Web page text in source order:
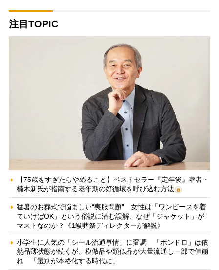
注目TOPIC
【75歳をすぎたらやめること】ベストセラー『定年後』著者・
楠木新氏が指南する老年期の好循環を呼び込む方法
猛暑のお葬式で悩ましい“喪服問題” 女性は「ワンピースを着
ていけばOK」という俗説に潜む誤解、なぜ「ジャケット」が
マストなのか？《1級葬祭ディレクターが解説》
小学生に人気の「シール流通事情」に変調 「ボンドロ」は依
然品薄状態が続くが、模倣品や類似品が大量流通し一部で値崩
れ 「選別が本格化する時代に」